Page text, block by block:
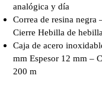
analógica y día
Correa de resina
Cierre Hebilla de
Caja de acero
mm Espesor 12 mm –
200 m